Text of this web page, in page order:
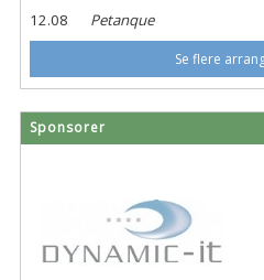
12.08 Petanque
Se flere
Sponsorer